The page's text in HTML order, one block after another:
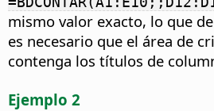
mismo valor exacto, lo que
es necesario que el área de
contenga los títulos de
Ejemplo 2